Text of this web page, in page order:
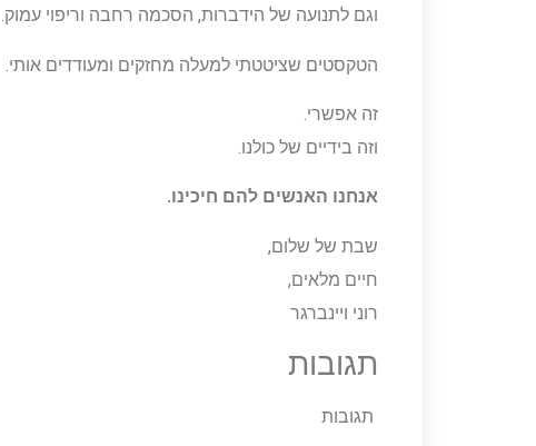
וגם לתנועה של הידברות, הסכמה רחבה וריפוי עמוק.
הטקסטים שציטטתי למעלה מחזקים ומעודדים אותי.
זה אפשרי.
וזה בידיים של כולנו.
אנחנו האנשים להם חיכינו.
שבת של שלום,
חיים מלאים,
רוני ויינברגר
תגובות
תגובות